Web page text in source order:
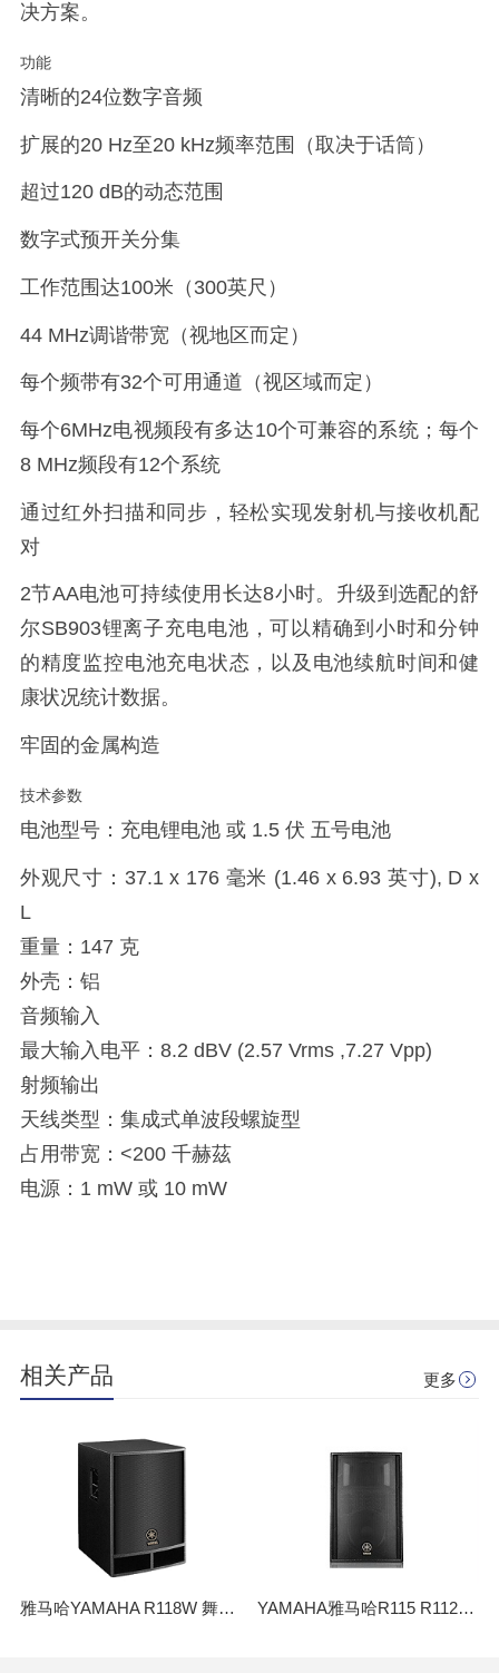
决方案。
功能
清晰的24位数字音频
扩展的20 Hz至20 kHz频率范围（取决于话筒）
超过120 dB的动态范围
数字式预开关分集
工作范围达100米（300英尺）
44 MHz调谐带宽（视地区而定）
每个频带有32个可用通道（视区域而定）
每个6MHz电视频段有多达10个可兼容的系统；每个
8 MHz频段有12个系统
通过红外扫描和同步，轻松实现发射机与接收机配
对
2节AA电池可持续使用长达8小时。升级到选配的舒
尔SB903锂离子充电电池，可以精确到小时和分钟
的精度监控电池充电状态，以及电池续航时间和健
康状况统计数据。
牢固的金属构造
技术参数
电池型号：充电锂电池 或 1.5 伏 五号电池
外观尺寸：37.1 x 176 毫米 (1.46 x 6.93 英寸), D x
L
重量：147 克
外壳：铝
音频输入
最大输入电平：8.2 dBV (2.57 Vrms ,7.27 Vpp)
射频输出
天线类型：集成式单波段螺旋型
占用带宽：<200 千赫茲
电源：1 mW 或 10 mW
相关产品 更多
雅马哈YAMAHA R118W 舞台演出多媒体教室会议多功能厅 大功率音箱 YAMAHA雅马哈R115 R112 专业音响设备 演出舞台KTV会议户外音箱